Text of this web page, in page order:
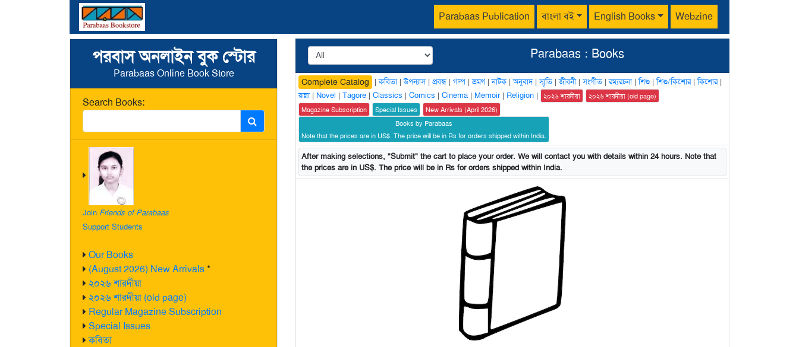
Parabaas Publication বাংলা বই English Books Webzine
পরবাস অনলাইন বুক স্টোর
Parabaas Online Book Store
Search Books:
Join Friends of Parabaas
Support Students
Our Books
(August 2026) New Arrivals*
২০২৬ শারদীয়া
২০২৬ শারদীয়া (old page)
Regular Magazine Subscription
Special Issues
কবিতা
Parabaas : Books
Complete Catalog |কবিতা|উপন্যাস| প্রবন্ধ | গল্প |ভ্রমণ|নাটক |অনুবাদ|স্মৃতি |জীবনী|সংগীত |রম্যরচনা|শিশু |শিশু/কিশোর|কিশোর|
রান্না| Novel | Tagore | Classics | Comics | Cinema | Memoir| Religion | ২০২৬ শারদীয়া
২০২৬ শারদীয়া (old page)
Magazine Subscription
Special Issues
New Arrivals (April 2026)
Books by Parabaas
Note that the prices are in US$. The price will be in Rs for orders shipped within India.
After making selections, "Submit" the cart to place your order. We will contact you with details within 24 hours. Note that
the prices are in US$. The price will be in Rs for orders shipped within India.